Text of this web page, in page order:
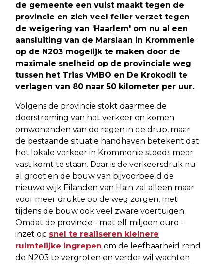
de gemeente een vuist maakt tegen de
provincie en zich veel feller verzet tegen
de weigering van 'Haarlem' om nu al een
aansluiting van de Marslaan in Krommenie
op de N203 mogelijk te maken door de
maximale snelheid op de provinciale weg
tussen het Trias VMBO en De Krokodil te
verlagen van 80 naar 50 kilometer per uur.
Volgens de provincie stokt daarmee de
doorstroming van het verkeer en komen
omwonenden van de regen in de drup, maar
de bestaande situatie handhaven betekent dat
het lokale verkeer in Krommenie steeds meer
vast komt te staan. Daar is de verkeersdruk nu
al groot en de bouw van bijvoorbeeld de
nieuwe wijk Eilanden van Hain zal alleen maar
voor meer drukte op de weg zorgen, met
tijdens de bouw ook veel zware voertuigen.
Omdat de provincie - met elf miljoen euro -
inzet op snel te realiseren kleinere
ruimtelijke ingrepen om de leefbaarheid rond
de N203 te vergroten en verder wil wachten